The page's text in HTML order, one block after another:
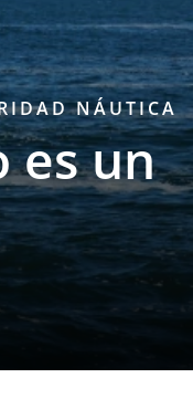
NÁUTICA
es un